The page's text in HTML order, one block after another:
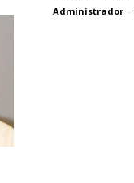
Administrador -